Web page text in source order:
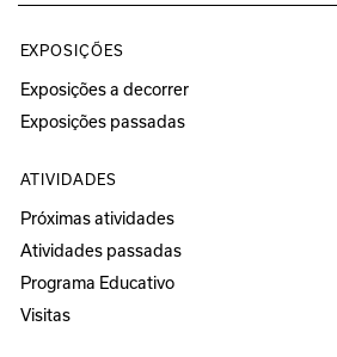
EXPOSIÇÕES
Exposições a decorrer
Exposições passadas
ATIVIDADES
Próximas atividades
Atividades passadas
Programa Educativo
Visitas